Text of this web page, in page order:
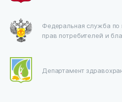
Федеральная служба
прав потребителей и
Департамент